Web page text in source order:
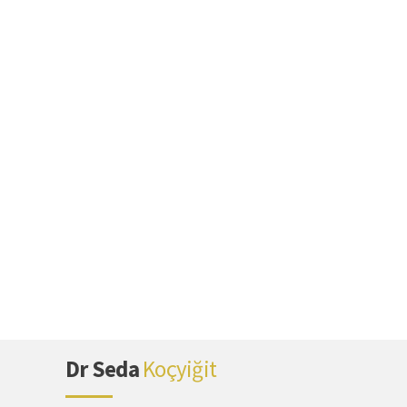
Dr SedaKoçyiğit